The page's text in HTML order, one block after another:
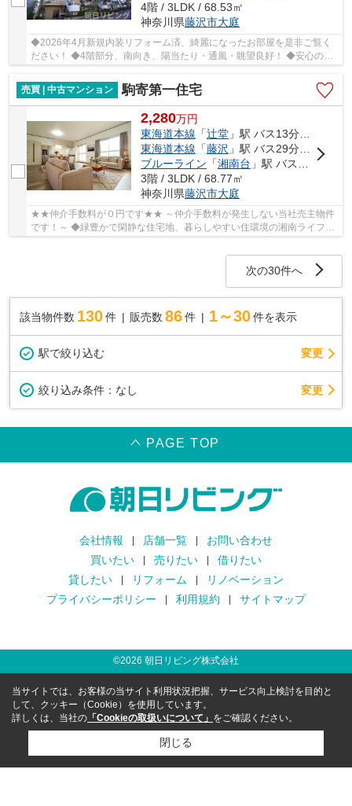
4階 / 3LDK / 68.53㎡
神奈川県藤沢市大庭
◆2026年4月新規内装リフォーム済、綺麗になったお部屋を是非ご覧く
ださい！ ◆4階部分、南向き、陽当たり・通風・眺望良好！ ◆安心のオ
売買 | 中古マンション
駒寄第一住宅
2,280万円
東海道本線 「辻堂」駅 バス13分 「駒寄」 停歩5分
東海道本線 「藤沢 」駅 バス29分 「駒寄」 停歩6分
ブルーライン 「湘南台 」駅 バス18分 「駒寄住宅北」 停歩3分
3階 / 3LDK / 68.77㎡
神奈川県藤沢市大庭
★★仲介手数料が０円です★★ ～仲介手数料が発生しない当社売主物件
です！～ ◆緑豊かで閑静な住宅地、暮らしやすい住環境の湘南ライフタ
次の30件へ
該当物件数 130件 販売数 86 件 1～30 件を表示
駅で絞り込む 変更
絞り込み条件： なし 変更
PAGE TOP
会社情報 店舗一覧
お問い合わせ
買いたい
売りたい
借りたい
貸したい
リフォーム
リノベーション
プライバシーポリシー
利用規約 サイトマップ
©2026 朝日リビング株式会社
当サイトでは、お客様の当サイト利用状況把握、サービス向上検討を目的と
して、クッキー（Cookie）を使用しています。
詳しくは、当社の 「Cookieの取扱いについて」 をご確認ください。
閉じる